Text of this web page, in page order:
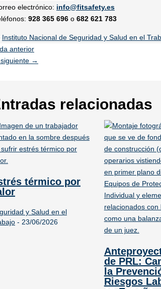
electrónico: info@fitsafety.es
928 365 696 o 682 621 783
Instituto Nacional de Seguridad y Salud en el
anterior
→
relacionadas
térmico por
y Salud en el
- 23/06/2026
de PRL:
la
Riesgos